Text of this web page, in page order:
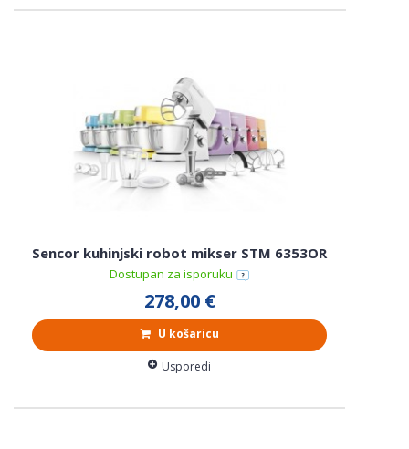
Sencor kuhinjski robot mikser STM 6353OR
Dostupan za isporuku
278,00 €
U košaricu
Usporedi